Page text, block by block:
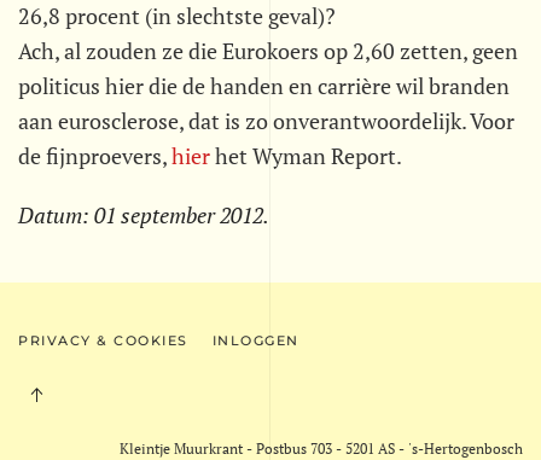
26,8 procent (in slechtste geval)?
Ach, al zouden ze die Eurokoers op 2,60 zetten, geen
politicus hier die de handen en carrière wil branden
aan eurosclerose, dat is zo onverantwoordelijk. Voor
de fijnproevers,hierhet Wyman Report.
Datum: 01 september 2012.
PRIVACY & COOKIES INLOGGEN
Kleintje Muurkrant - Postbus 703 - 5201 AS - 's-Hertogenbosch